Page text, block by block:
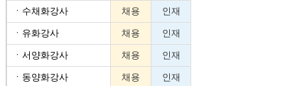
ㆍ 수채화강사 채용 인재
ㆍ 유화강사 채용 인재
ㆍ 서양화강사 채용 인재
ㆍ 동양화강사 채용 인재